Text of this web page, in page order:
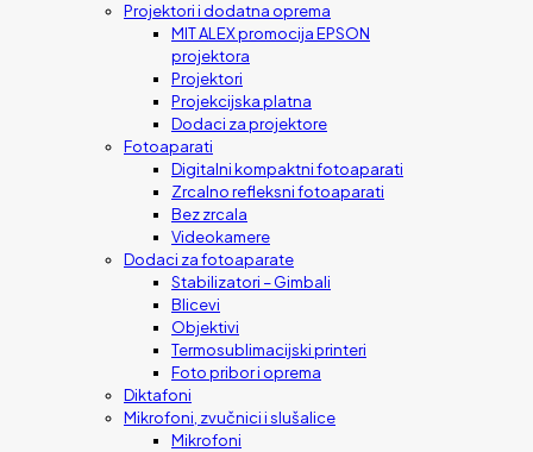
Projektori i dodatna oprema
MIT ALEX promocija EPSON
projektora
Projektori
Projekcijska platna
Dodaci za projektore
Fotoaparati
Digitalni kompaktni fotoaparati
Zrcalno refleksni fotoaparati
Bez zrcala
Videokamere
Dodaci za fotoaparate
Stabilizatori – Gimbali
Blicevi
Objektivi
Termosublimacijski printeri
Foto pribor i oprema
Diktafoni
Mikrofoni, zvučnici i slušalice
Mikrofoni